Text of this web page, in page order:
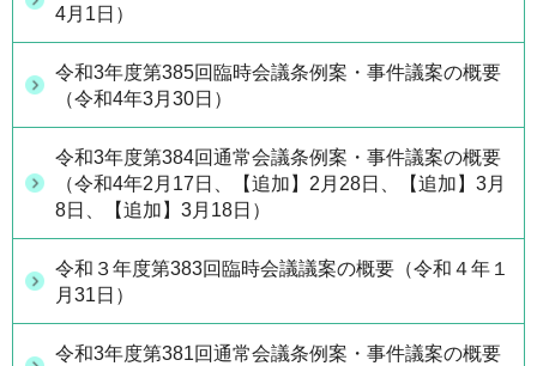
4月1日）
令和3年度第385回臨時会議条例案・事件議案の概要
（令和4年3月30日）
令和3年度第384回通常会議条例案・事件議案の概要
（令和4年2月17日、【追加】2月28日、【追加】3月
8日、【追加】3月18日）
令和３年度第383回臨時会議議案の概要（令和４年１
月31日）
令和3年度第381回通常会議条例案・事件議案の概要